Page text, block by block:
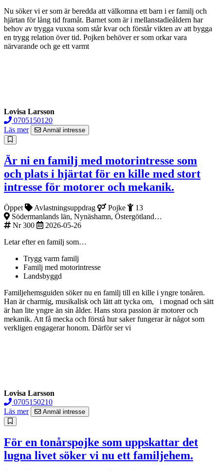
Nu söker vi er som är beredda att välkomna ett barn i er familj och
hjärtan för lång tid framåt. Barnet som är i mellanstadieåldern har
behov av trygga vuxna som står kvar och förstår vikten av att bygga
en trygg relation över tid. Pojken behöver er som orkar vara
närvarande och ge ett varmt
Lovisa Larsson
0705150120
Läs mer
Anmäl intresse
Är ni en familj med motorintresse som
och plats i hjärtat för en kille med stort
intresse för motorer och mekanik.
Öppet Avlastningsuppdrag Pojke
13
Södermanlands län, Nynäshamn, Östergötland…
Nr 300
2026-05-26
Letar efter en familj som…
Trygg varm familj
Familj med motorintresse
Landsbyggd
Familjehemsguiden söker nu en familj till en kille i yngre tonåren.
Han är charmig, musikalisk och lätt att tycka om, i mognad och sätt
är han lite yngre än sin ålder. Hans stora passion är motorer och
mekanik. Att få mecka och förstå hur saker fungerar är något som
verkligen engagerar honom. Därför ser vi
Lovisa Larsson
0705150210
Läs mer
Anmäl intresse
För en tonårspojke som uppskattar det
lugna livet söker vi nu ett familjehem.